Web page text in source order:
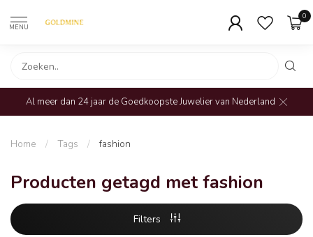
MENU
0
Al meer dan 24 jaar de Goedkoopste Juwelier van Nederland
Home / Tags / fashion
Producten getagd met fashion
Filters